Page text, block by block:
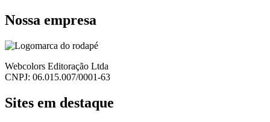
Nossa empresa
Webcolors Editoração Ltda
CNPJ: 06.015.007/0001-63
Sites em destaque